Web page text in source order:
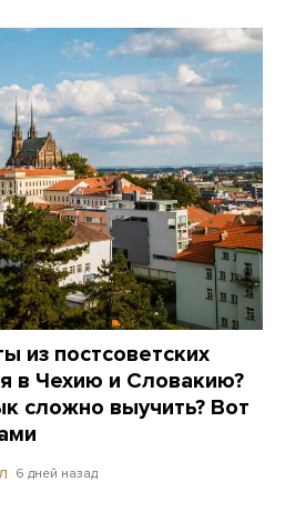
из постсоветских
в Чехию и Словакию?
сложно выучить? Вот
6 дней назад